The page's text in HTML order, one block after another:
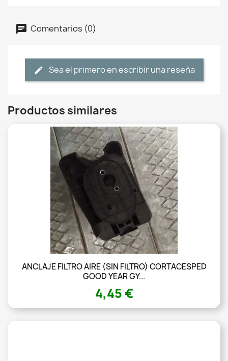
Comentarios (0)
Sea el primero en escribir una reseña
Productos similares
ANCLAJE FILTRO AIRE (SIN FILTRO) CORTACESPED
GOOD YEAR GY...
4,45 €